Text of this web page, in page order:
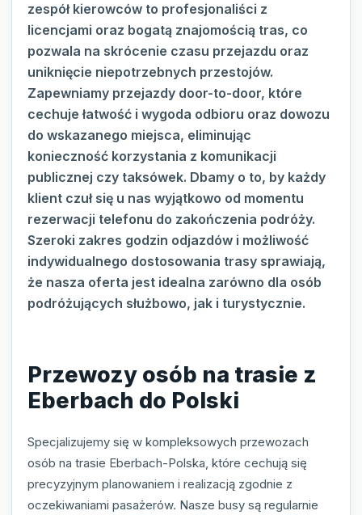
zespół kierowców to profesjonaliści z
licencjami oraz bogatą znajomością tras, co
pozwala na skrócenie czasu przejazdu oraz
uniknięcie niepotrzebnych przestojów.
Zapewniamy przejazdy door-to-door, które
cechuje łatwość i wygoda odbioru oraz dowozu
do wskazanego miejsca, eliminując
konieczność korzystania z komunikacji
publicznej czy taksówek. Dbamy o to, by każdy
klient czuł się u nas wyjątkowo od momentu
rezerwacji telefonu do zakończenia podróży.
Szeroki zakres godzin odjazdów i możliwość
indywidualnego dostosowania trasy sprawiają,
że nasza oferta jest idealna zarówno dla osób
podróżujących służbowo, jak i turystycznie.
Przewozy osób na trasie z
Eberbach do Polski
Specjalizujemy się w kompleksowych przewozach
osób na trasie Eberbach-Polska, które cechują się
precyzyjnym planowaniem i realizacją zgodnie z
oczekiwaniami pasażerów. Nasze busy są regularnie